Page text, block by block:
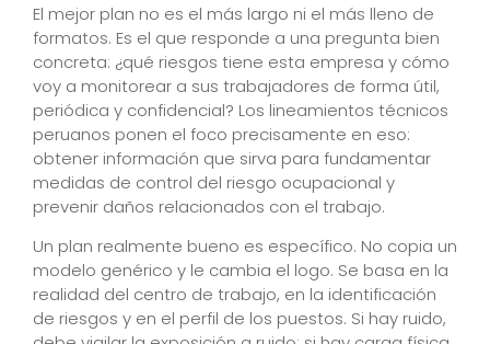
El mejor plan no es el más largo ni el más lleno de
formatos. Es el que responde a una pregunta bien
concreta: ¿qué riesgos tiene esta empresa y cómo
voy a monitorear a sus trabajadores de forma útil,
periódica y confidencial? Los lineamientos técnicos
peruanos ponen el foco precisamente en eso:
obtener información que sirva para fundamentar
medidas de control del riesgo ocupacional y
prevenir daños relacionados con el trabajo.
Un plan realmente bueno es específico. No copia un
modelo genérico y le cambia el logo. Se basa en la
realidad del centro de trabajo, en la identificación
de riesgos y en el perfil de los puestos. Si hay ruido,